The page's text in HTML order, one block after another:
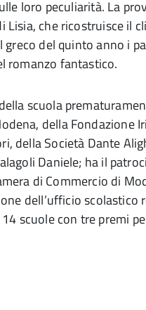
loro peculiarità. La
che ricostruisce il
del quinto anno i
romanzo fantastico.
scuola
della Fondazione
della Società Dante
Daniele; ha il
di Commercio di
dell’ufficio scolastico
scuole con tre premi